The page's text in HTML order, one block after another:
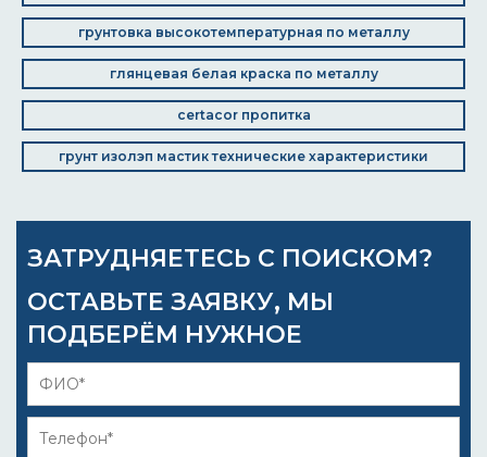
грунтовка высокотемпературная по металлу
глянцевая белая краска по металлу
certacor пропитка
грунт изолэп мастик технические характеристики
ЗАТРУДНЯЕТЕСЬ С ПОИСКОМ?
ОСТАВЬТЕ ЗАЯВКУ, МЫ
ПОДБЕРЁМ НУЖНОЕ